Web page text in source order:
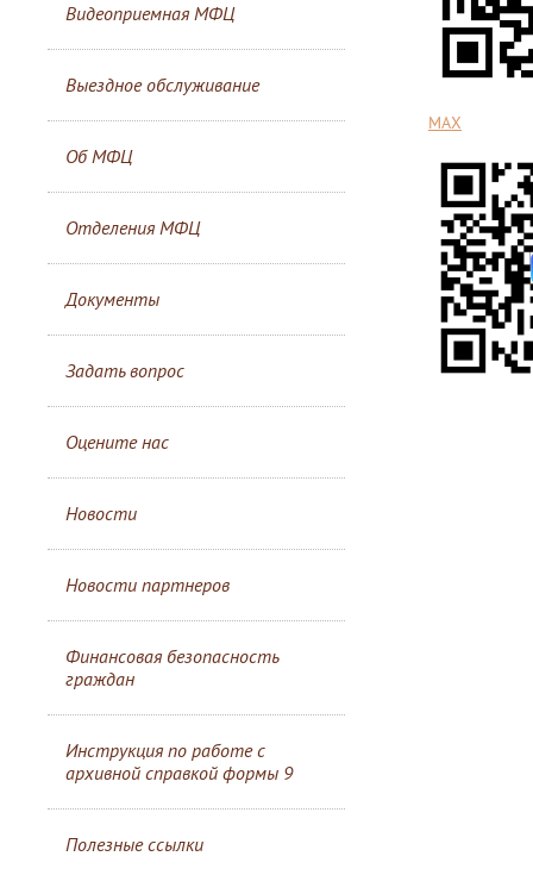
Видеоприемная МФЦ
Выездное обслуживание
Об МФЦ
Отделения МФЦ
Документы
Задать вопрос
Оцените нас
Новости
Новости партнеров
Финансовая безопасность
граждан
Инструкция по работе с
архивной справкой формы 9
Полезные ссылки
MАХ